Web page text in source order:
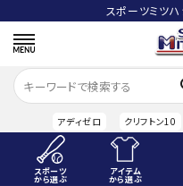
スポーツミツ
アディゼロ クリフトン10
スポーツ
から選ぶ
アイテム
から選ぶ